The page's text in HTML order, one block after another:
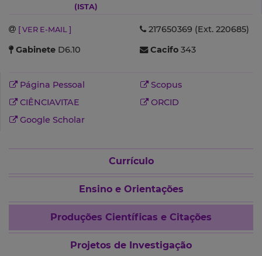
(ISTA)
[ VER E-MAIL ]
217650369 (Ext. 220685)
Gabinete D6.10 Cacifo 343
Página Pessoal
Scopus
CIÊNCIAVITAE
ORCID
Google Scholar
Currículo
Ensino e Orientações
Produções Científicas e Citações
Projetos de Investigação